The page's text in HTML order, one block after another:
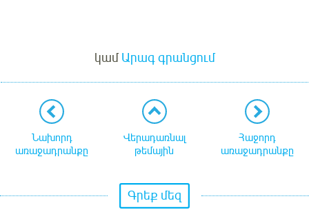
կամԱրագ գրանցում
Նախորդ
առաջադրանքը
Վերադառնալ
թեմային
Հաջորդ
առաջադրանքը
Գրեք մեզ